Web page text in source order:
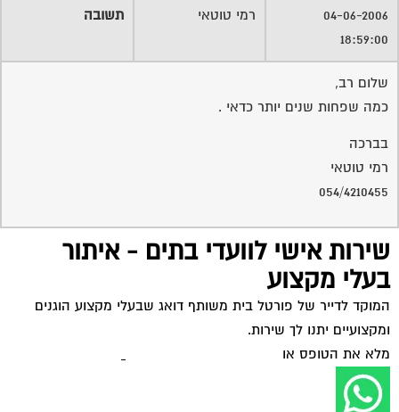
04-06-2006
18:59:00
רמי טוטאי תשובה
שלום רב,
כמה שפחות שנים יותר כדאי .
בברכה
רמי טוטאי
054/4210455
שירות אישי לוועדי בתים - איתור
בעלי מקצוע
המוקד לדייר של פורטל בית משותף דואג שבעלי מקצוע הוגנים
ומקצועיים יתנו לך שירות.
מלא את הטופס אולחץ לשליחת הודעת ווצאפ